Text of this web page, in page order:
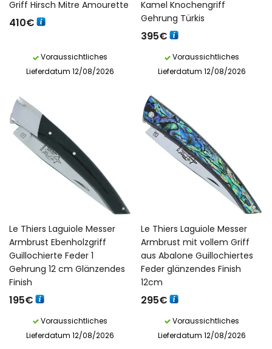
Griff Hirsch Mitre Amourette
410€
Voraussichtliches
Lieferdatum 12/08/2026
Kamel Knochengriff
Gehrung Türkis
395€
Voraussichtliches
Lieferdatum 12/08/2026
Le Thiers Laguiole Messer
Armbrust Ebenholzgriff
Guillochierte Feder 1
Gehrung 12 cm Glänzendes
Finish
195€
Voraussichtliches
Lieferdatum 12/08/2026
Le Thiers Laguiole Messer
Armbrust mit vollem Griff
aus Abalone Guillochiertes
Feder glänzendes Finish
12cm
295€
Voraussichtliches
Lieferdatum 12/08/2026